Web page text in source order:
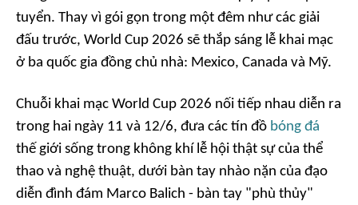
tuyển. Thay vì gói gọn trong một đêm như các giải
đấu trước, World Cup 2026 sẽ thắp sáng lễ khai mạc
ở ba quốc gia đồng chủ nhà: Mexico, Canada và Mỹ.
Chuỗi khai mạc World Cup 2026 nối tiếp nhau diễn ra
trong hai ngày 11 và 12/6, đưa các tín đồ bóng đá
thế giới sống trong không khí lễ hội thật sự của thể
thao và nghệ thuật, dưới bàn tay nhào nặn của đạo
diễn đình đám Marco Balich - bàn tay "phù thủy"